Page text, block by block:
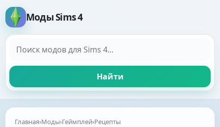
Моды Sims 4
Найти
Главная›Моды›Геймплей›Рецепты